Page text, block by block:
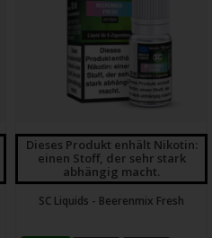
Dieses Produkt enhält Nikotin:
einen Stoff, der sehr stark
abhängig macht.
SC Liquids - Beerenmix Fresh